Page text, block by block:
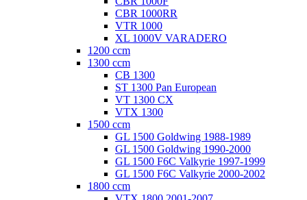
CBR 1000RR
VTR 1000
XL 1000V VARADERO
1200 ccm
1300 ccm
CB 1300
ST 1300 Pan European
VT 1300 CX
VTX 1300
1500 ccm
GL 1500 Goldwing 1988-1989
GL 1500 Goldwing 1990-2000
GL 1500 F6C Valkyrie 1997-1999
GL 1500 F6C Valkyrie 2000-2002
1800 ccm